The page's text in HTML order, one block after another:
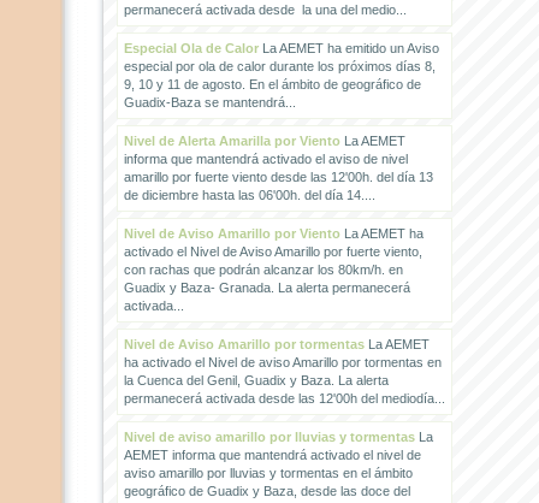
permanecerá activada desde la una del medio...
Especial Ola de CalorLa AEMET ha emitido un Aviso
especial por ola de calor durante los próximos días 8,
9, 10 y 11 de agosto. En el ámbito de geográfico de
Guadix-Baza se mantendrá...
Nivel de Alerta Amarilla por VientoLa AEMET
informa que mantendrá activado el aviso de nivel
amarillo por fuerte viento desde las 12'00h. del día 13
de diciembre hasta las 06'00h. del día 14....
Nivel de Aviso Amarillo por VientoLa AEMET ha
activado el Nivel de Aviso Amarillo por fuerte viento,
con rachas que podrán alcanzar los 80km/h. en
Guadix y Baza- Granada. La alerta permanecerá
activada...
Nivel de Aviso Amarillo por tormentasLa AEMET
ha activado el Nivel de aviso Amarillo por tormentas en
la Cuenca del Genil, Guadix y Baza. La alerta
permanecerá activada desde las 12'00h del mediodía...
Nivel de aviso amarillo por lluvias y tormentasLa
AEMET informa que mantendrá activado el nivel de
aviso amarillo por lluvias y tormentas en el ámbito
geográfico de Guadix y Baza, desde las doce del